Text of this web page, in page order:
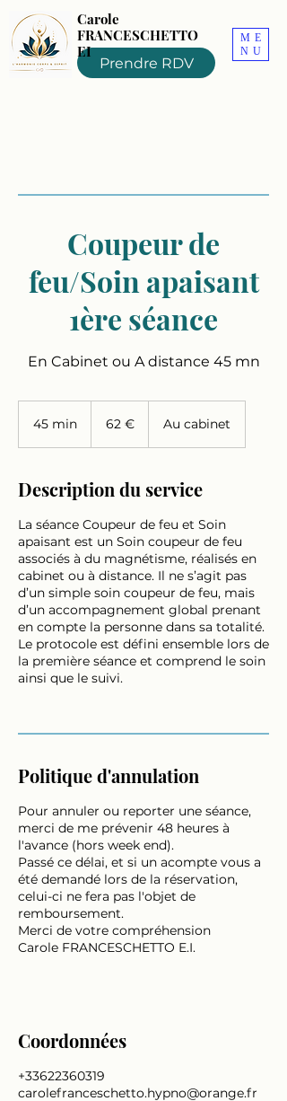
Prendre RDV
ME
NU
Carole
FRANCESCHETTO
EI
Coupeur de
feu/Soin apaisant
1ère séance
En Cabinet ou A distance 45 mn
45 min
n
62 € Au cabinet
Description du service
La séance Coupeur de feu et Soin
apaisant est un Soin coupeur de feu
associés à du magnétisme, réalisés en
cabinet ou à distance. Il ne s’agit pas
d’un simple soin coupeur de feu, mais
d’un accompagnement global prenant
en compte la personne dans sa totalité.
Le protocole est défini ensemble lors de
la première séance et comprend le soin
ainsi que le suivi.
Politique d'annulation
Pour annuler ou reporter une séance,
merci de me prévenir 48 heures à
l'avance (hors week end).
Passé ce délai, et si un acompte vous a
été demandé lors de la réservation,
celui-ci ne fera pas l'objet de
remboursement.
Merci de votre compréhension
Carole FRANCESCHETTO E.I.
Coordonnées
+33622360319
carolefranceschetto.hypno@orange.fr